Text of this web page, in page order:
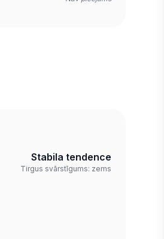
Stabila tendence
Tirgus svārstīgums: zems